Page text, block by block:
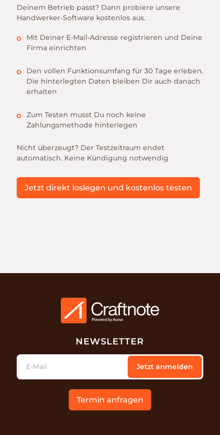
Deinem Betrieb passt? Dann probiere unsere
Handwerker-Software kostenlos aus.
Mit Deiner E-Mail-Adresse registrieren und Deine
Firma einrichten
Den vollen Funktionsumfang für 30 Tage erleben.
Die hinterlegten Daten bleiben Dir auch danach
erhalten
Zum Testen musst Du noch keine
Zahlungsmethode hinterlegen
Nicht überzeugt? Der Testzeitraum endet
automatisch. Keine Kündigung notwendig
Jetzt direkt loslegen und kostenlos testen
NEWSLETTER
E-Mail Jetzt anmelden
Termin anfragen